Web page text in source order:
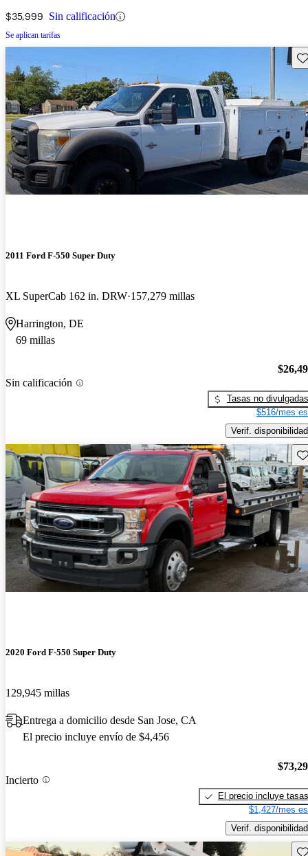
$35,999 Sin calificación
Se aplican tarifas
2011 Ford F-550 Super Duty
XL SuperCab 162 in. DRW 157,279 millas
Harrington, DE
69 millas
Sin calificación
Tasas no divulgadas
$516/mes
Verif. disponibilidad
2020 Ford F-550 Super Duty
129,945 millas
Entrega a domicilio desde San Jose, CA
El precio incluye envío de $4,456
Incierto
El precio incluye tasas
$1,427/mes
Verif. disponibilidad